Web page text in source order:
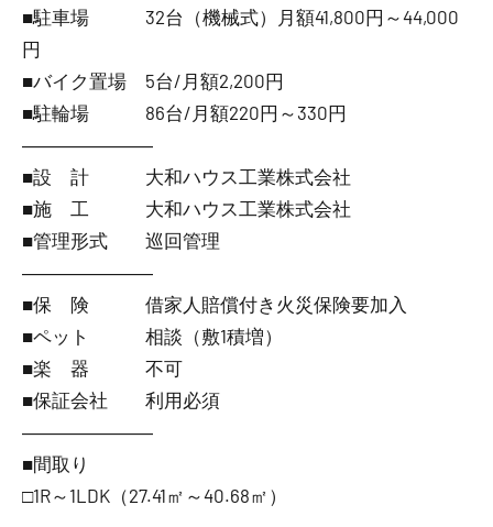
■駐車場 32台（機械式）月額41,800円～44,000
円
■バイク置場 5台/月額2,200円
■駐輪場 86台/月額220円～330円
―――――――
■設 計 大和ハウス工業株式会社
■施 工 大和ハウス工業株式会社
■管理形式 巡回管理
―――――――
■保 険 借家人賠償付き火災保険要加入
■ペット 相談（敷1積増）
■楽 器 不可
■保証会社 利用必須
―――――――
■間取り
□1R～1LDK（27.41㎡～40.68㎡）